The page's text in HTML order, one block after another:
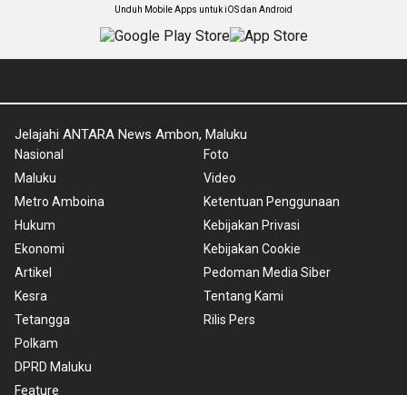
Unduh Mobile Apps untuk iOS dan Android
Jelajahi ANTARA News Ambon, Maluku
Nasional
Maluku
Metro Amboina
Hukum
Ekonomi
Artikel
Kesra
Tetangga
Polkam
DPRD Maluku
Feature
Foto
Video
Ketentuan Penggunaan
Kebijakan Privasi
Kebijakan Cookie
Pedoman Media Siber
Tentang Kami
Rilis Pers